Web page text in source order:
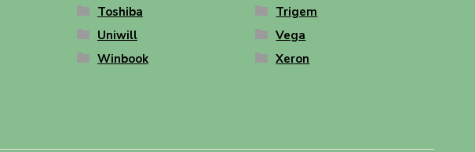
Toshiba
Trigem
Uniwill
Vega
Winbook
Xeron